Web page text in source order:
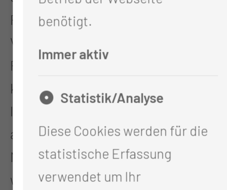
Professionalität diese
Verantwortung dafür, dass auch
Patientinnen und Patienten in
kritischen oder
lebensbedrohlichen Situationen
auf höchstem medizinischem
Niveau spezialisiert behandelt
werden.
benötigt.
Immer aktiv
Statistik/Analyse
Diese Cookies werden für die
statistische Erfassung
verwendet um Ihr